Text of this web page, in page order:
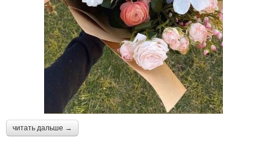
читать дальше →